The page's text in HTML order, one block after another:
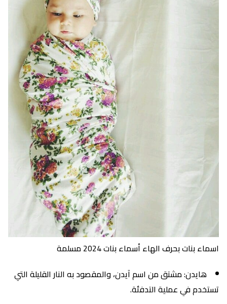
اسماء بنات بحرف الهاء أسماء بنات 2024 مسلمة
هايدن: مشتق من اسم آيدن، والمقصود به النار القليلة التي
تستخدم في عملية التدفئة.